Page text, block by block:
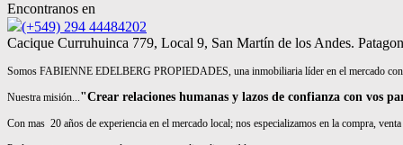
Encontranos en
(+549) 294 44484202
Cacique Curruhuinca 779, Local 9, San Martín de los Andes.
Somos FABIENNE EDELBERG PROPIEDADES, una inmobiliaria líder en el mercado
Nuestra misión..."Crear relaciones humanas y lazos de confianza con vos
Con mas 20 años de experiencia en el mercado local; nos especializamos en la compra,